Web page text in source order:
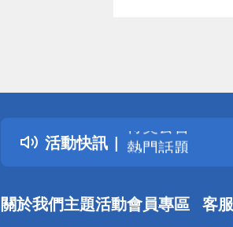
活動快訊
詐騙網頁！請
得獎公告
熱門話題
銀行優惠
詐騙網頁！請
關於我們主題活動會員專區 客